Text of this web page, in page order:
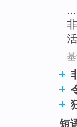
...
短